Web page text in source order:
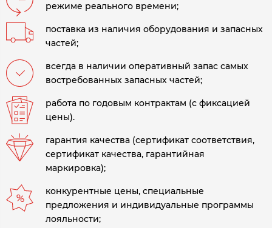
режиме реального времени;
поставка из наличия оборудования и запасных
частей;
всегда в наличии оперативный запас самых
востребованных запасных частей;
работа по годовым контрактам (с фиксацией
цены).
гарантия качества (сертификат соответствия,
сертификат качества, гарантийная
маркировка);
конкурентные цены, специальные
предложения и индивидуальные программы
лояльности;